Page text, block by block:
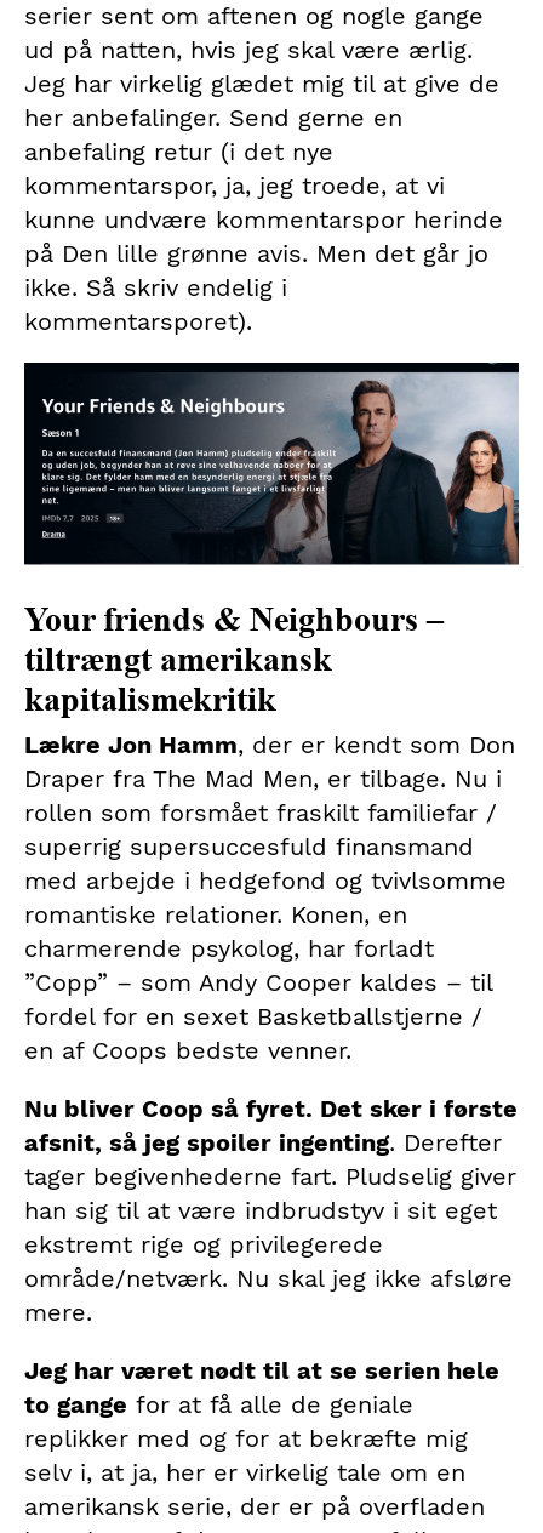
serier sent om aftenen og nogle gange
ud på natten, hvis jeg skal være ærlig.
Jeg har virkelig glædet mig til at give de
her anbefalinger. Send gerne en
anbefaling retur (i det nye
kommentarspor, ja, jeg troede, at vi
kunne undvære kommentarspor herinde
på Den lille grønne avis. Men det går jo
ikke. Så skriv endelig i
kommentarsporet).
Your friends & Neighbours –
tiltrængt amerikansk
kapitalismekritik
Lækre Jon Hamm, der er kendt som Don
Draper fra The Mad Men, er tilbage. Nu i
rollen som forsmået fraskilt familiefar /
superrig supersuccesfuld finansmand
med arbejde i hedgefond og tvivlsomme
romantiske relationer. Konen, en
charmerende psykolog, har forladt
”Copp” – som Andy Cooper kaldes – til
fordel for en sexet Basketballstjerne /
en af Coops bedste venner.
Nu bliver Coop så fyret. Det sker i første
afsnit, så jeg spoiler ingenting. Derefter
tager begivenhederne fart. Pludselig giver
han sig til at være indbrudstyv i sit eget
ekstremt rige og privilegerede
område/netværk. Nu skal jeg ikke afsløre
mere.
Jeg har været nødt til at se serien hele
to gange for at få alle de geniale
replikker med og for at bekræfte mig
selv i, at ja, her er virkelig tale om en
amerikansk serie, der er på overfladen